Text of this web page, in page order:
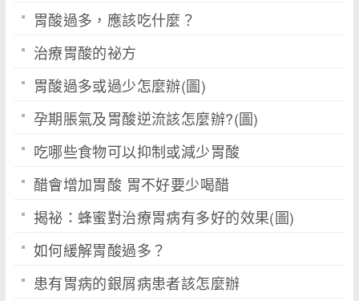
疾病胃酸過多，應該吃什麼？
治療胃酸的祕方
胃酸過多或過少怎麼辦(圖)
孕期脹氣及胃酸逆流該怎麼辦?(圖)
吃哪些食物可以抑制或減少胃酸
醋會增加胃酸 胃不好要少喝醋
揭祕：蜂蜜對治療胃病有多好的效果(圖)
如何緩解胃酸過多？
患有胃病的銀屑病患者該怎麼辦